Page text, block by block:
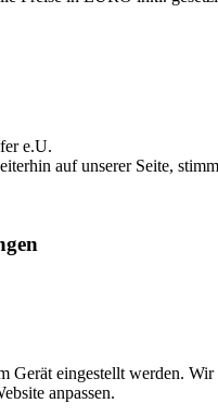
e.U.
auf unserer Seite,
eingestellt werden.
anpassen.